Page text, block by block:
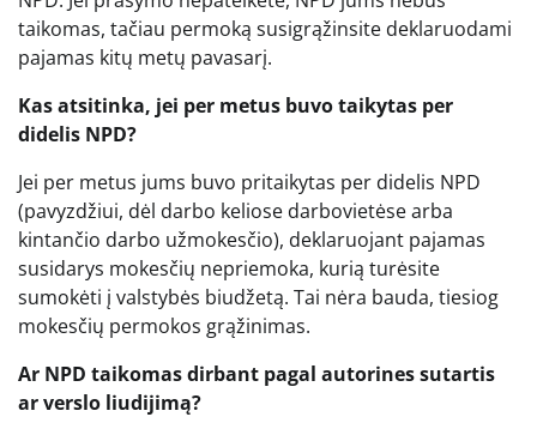
taikomas, tačiau permoką susigrąžinsite deklaruodami
pajamas kitų metų pavasarį.
Kas atsitinka, jei per metus buvo taikytas per
didelis NPD?
Jei per metus jums buvo pritaikytas per didelis NPD
(pavyzdžiui, dėl darbo keliose darbovietėse arba
kintančio darbo užmokesčio), deklaruojant pajamas
susidarys mokesčių nepriemoka, kurią turėsite
sumokėti į valstybės biudžetą. Tai nėra bauda, tiesiog
mokesčių permokos grąžinimas.
Ar NPD taikomas dirbant pagal autorines sutartis
ar verslo liudijimą?